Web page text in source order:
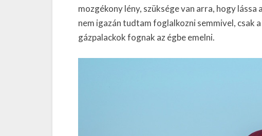
mozgékony lény, szüksége van arra, hogy
nem igazán tudtam foglalkozni semmivel, csak
gázpalackok fognak az égbe emelni.